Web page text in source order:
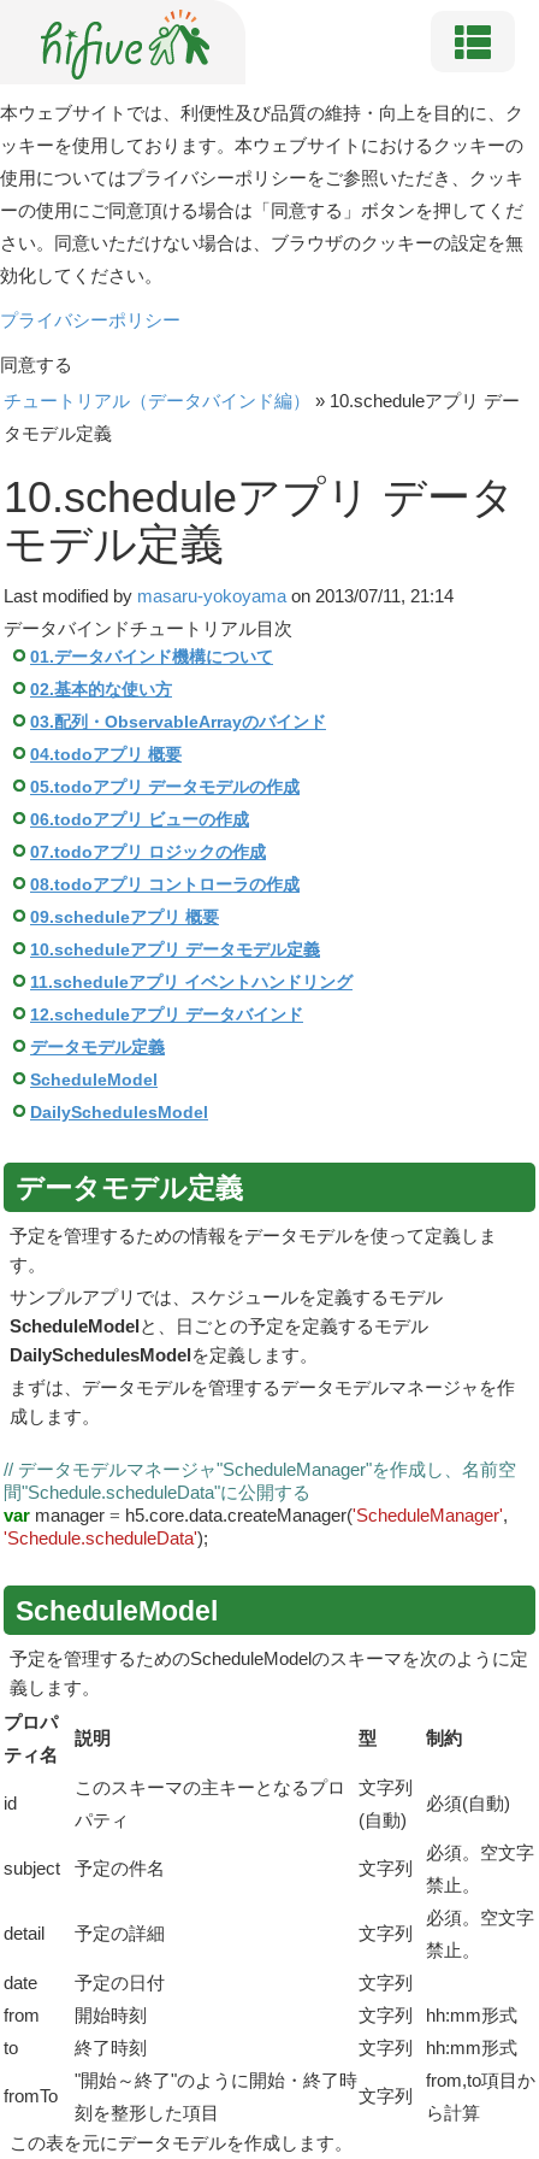
本ウェブサイトでは、利便性及び品質の維持・向上を目的に、ク
ッキーを使用しております。本ウェブサイトにおけるクッキーの
使用についてはプライバシーポリシーをご参照いただき、クッキ
ーの使用にご同意頂ける場合は「同意する」ボタンを押してくだ
さい。同意いただけない場合は、ブラウザのクッキーの設定を無
効化してください。
プライバシーポリシー
同意する
チュートリアル（データバインド編）
» 10.scheduleアプリ デー
タモデル定義
10.scheduleアプリ データ
モデル定義
Last modified by masaru-yokoyama on 2013/07/11, 21:14
データバインドチュートリアル目次
01.データバインド機構について
02.基本的な使い方
03.配列・ObservableArrayのバインド
04.todoアプリ 概要
05.todoアプリ データモデルの作成
06.todoアプリ ビューの作成
07.todoアプリ ロジックの作成
08.todoアプリ コントローラの作成
09.scheduleアプリ 概要
10.scheduleアプリ データモデル定義
11.scheduleアプリ イベントハンドリング
12.scheduleアプリ データバインド
データモデル定義
ScheduleModel
DailySchedulesModel
データモデル定義
予定を管理するための情報をデータモデルを使って定義しま
す。
サンプルアプリでは、スケジュールを定義するモデル
ScheduleModelと、日ごとの予定を定義するモデル
DailySchedulesModelを定義します。
まずは、データモデルを管理するデータモデルマネージャを作
成します。
// データモデルマネージャ"ScheduleManager"を作成し、名前空
間"Schedule.scheduleData"に公開する
var manager = h5.core.data.createManager('ScheduleManager',
'Schedule.scheduleData');
ScheduleModel
予定を管理するためのScheduleModelのスキーマを次のように定
義します。
プロパ
ティ名
説明 型 制約
id
このスキーマの主キーとなるプロ
パティ
文字列
(自動)
必須(自動)
subject 予定の件名 文字列
必須。空文字
禁止。
detail 予定の詳細 文字列
必須。空文字
禁止。
date
予定の日付
文字列
from
開始時刻 文字列
hh:mm形式
to
終了時刻 文字列 hh:mm形式
fromTo
"開始～終了"のように開始・終了時
刻を整形した項目
文字列
from,to項目か
ら計算
この表を元にデータモデルを作成します。